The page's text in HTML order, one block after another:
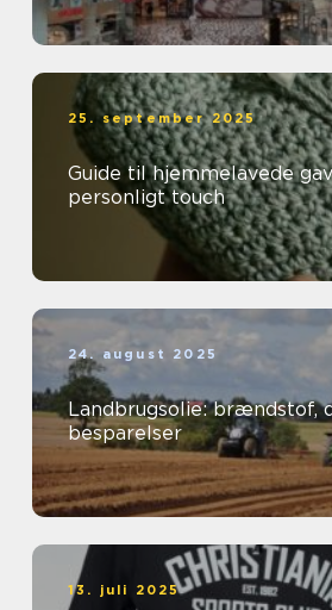
25. september 2025
Guide til hjemmelavede
personligt touch
24. august 2025
Landbrugsolie: brændstof,
besparelser
13. juli 2025